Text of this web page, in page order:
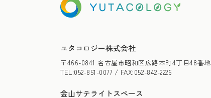
ユタコロジー株式会社
〒466-0841 名古屋市昭和区広路本町4丁目48番地
TEL:052-851-0077 / FAX:052-842-2226
金山サテライトスペース